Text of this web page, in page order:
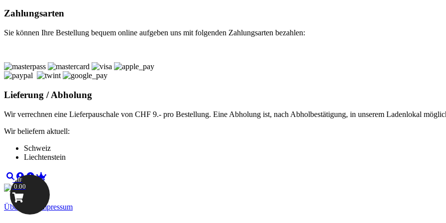
CHF
0.00
Zahlungsarten
Sie können Ihre Bestellung bequem online aufgeben uns mit folgenden Zahlungsarten bezahlen:
Lieferung / Abholung
Wir verrechnen eine Lieferpauschale von CHF 9.- pro Bestellung. Eine Abholung ist, nach Abholbestätigung, in unserem Ladenlokal
Wir beliefern aktuell:
Schweiz
Liechtenstein
Über uns Impressum